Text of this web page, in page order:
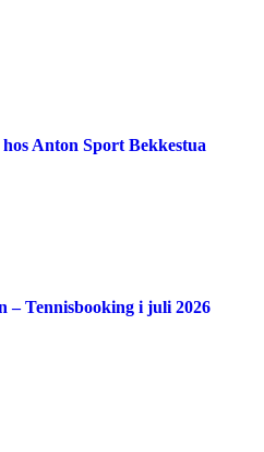
Anton Sport Bekkestua
– Tennisbooking i juli 2026